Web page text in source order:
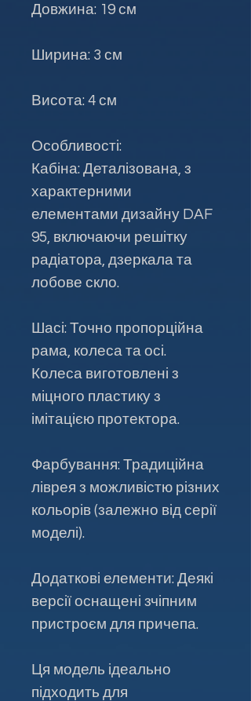
Довжина: 19 см
Ширина: 3 см
Висота: 4 см
Особливості:
Кабіна: Деталізована, з
характерними
елементами дизайну DAF
95, включаючи решітку
радіатора, дзеркала та
лобове скло.
Шасі: Точно пропорційна
рама, колеса та осі.
Колеса виготовлені з
міцного пластику з
імітацією протектора.
Фарбування: Традиційна
ліврея з можливістю різних
кольорів (залежно від серії
моделі).
Додаткові елементи: Деякі
версії оснащені зчіпним
пристроєм для причепа.
Ця модель ідеально
підходить для